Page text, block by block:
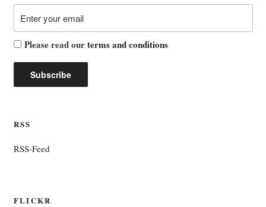
Please read ourterms and conditions
RSS
RSS-Feed
FLICKR